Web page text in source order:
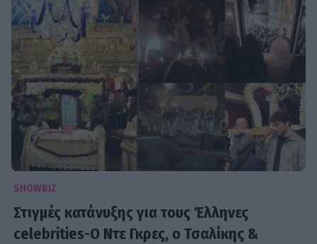
SHOWBIZ
Στιγμές κατάνυξης για τους Έλληνες
celebrities-Ο Ντε Γκρες, ο Τσαλίκης &